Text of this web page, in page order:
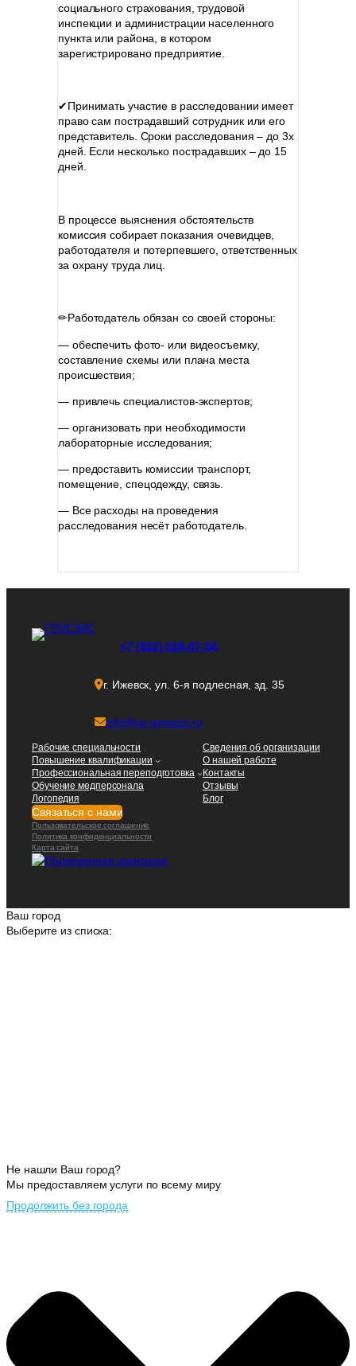
социального страхования, трудовой
инспекции и администрации населенного
пункта или района, в котором
зарегистрировано предприятие.
✔Принимать участие в расследовании имеет
право сам пострадавший сотрудник или его
представитель. Сроки расследования – до 3х
дней. Если несколько пострадавших – до 15
дней.
В процессе выяснения обстоятельств
комиссия собирает показания очевидцев,
работодателя и потерпевшего, ответственных
за охрану труда лиц.
✏Работодатель обязан со своей стороны:
— обеспечить фото- или видеосъемку,
составление схемы или плана места
происшествия;
— привлечь специалистов-экспертов;
— организовать при необходимости
лабораторные исследования;
— предоставить комиссии транспорт,
помещение, спецодежду, связь.
— Все расходы на проведения
расследования несёт работодатель.
+7 (922) 528-07-56
г. Ижевск, ул. 6-я подлесная, зд. 35
info@uc-genezis.ru
Рабочие специальности
Повышение квалификации
Профессиональная переподготовка
Обучение медперсонала
Логопедия
Сведения об организации
О нашей работе
Контакты
Отзывы
Блог
Связаться с нами
Пользовательское соглашение
Политика конфиденциальности
Карта сайта
Ваш город
Выберите из списка:
Не нашли Ваш город?
Мы предоставляем услуги по всему миру
Продолжить без города